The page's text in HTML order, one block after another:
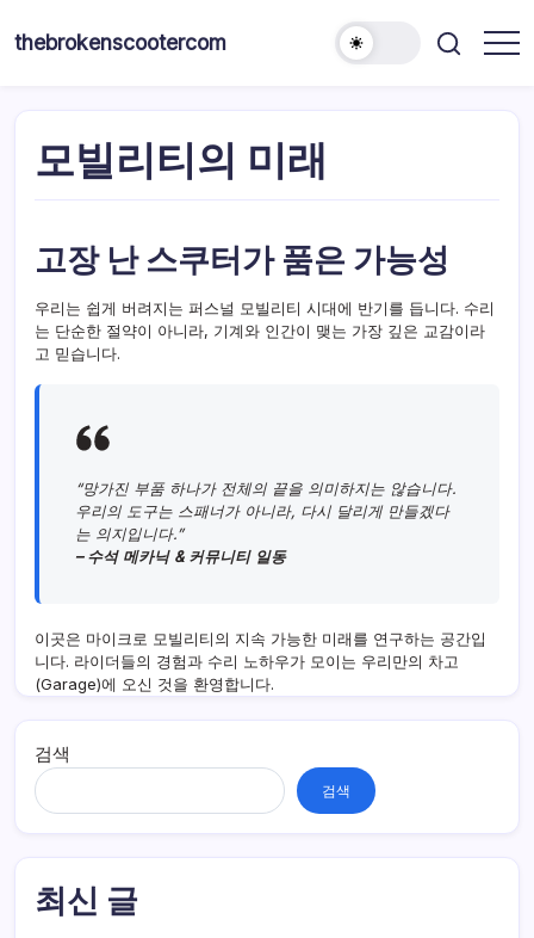
문thebrokenscootercom
모빌리티의 미래
고장 난 스쿠터가 품은 가능성
우리는 쉽게 버려지는 퍼스널 모빌리티 시대에 반기를 듭니다. 수리
는 단순한 절약이 아니라, 기계와 인간이 맺는 가장 깊은 교감이라
고 믿습니다.
“망가진 부품 하나가 전체의 끝을 의미하지는 않습니다.
우리의 도구는 스패너가 아니라, 다시 달리게 만들겠다
는 의지입니다.”
– 수석 메카닉 & 커뮤니티 일동
이곳은 마이크로 모빌리티의 지속 가능한 미래를 연구하는 공간입
니다. 라이더들의 경험과 수리 노하우가 모이는 우리만의 차고
(Garage)에 오신 것을 환영합니다.
검색
검색
최신 글